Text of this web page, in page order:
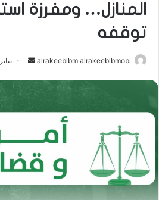
المنازل… ومفرزة
توقفه
alrakeeblbm alrakeeblbmobi
أرسل
إلكترونيا
يناير 10, 2026